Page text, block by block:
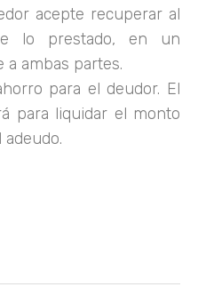
acepte recuperar al
lo prestado, en un
a ambas partes.
para el deudor. El
para liquidar el monto
adeudo.